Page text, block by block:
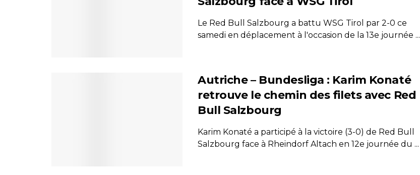
Le Red Bull Salzbourg a battu WSG Tirol par 2-0 ce
samedi en déplacement à l'occasion de la 13e journée ...
Autriche – Bundesliga : Karim Konaté
retrouve le chemin des filets avec Red
Bull Salzbourg
Karim Konaté a participé à la victoire (3-0) de Red Bull
Salzbourg face à Rheindorf Altach en 12e journée du ...